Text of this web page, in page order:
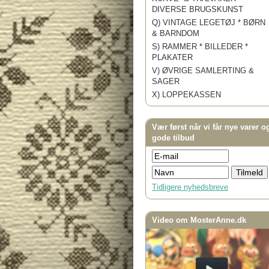
DIVERSE BRUGSKUNST
Q) VINTAGE LEGETØJ * BØRN
& BARNDOM
S) RAMMER * BILLEDER *
PLAKATER
V) ØVRIGE SAMLERTING &
SAGER
X) LOPPEKASSEN
Vær først når vi får nye varer
gode tilbud
Tidligere nyhedsbreve
Video om MosterAnne.dk